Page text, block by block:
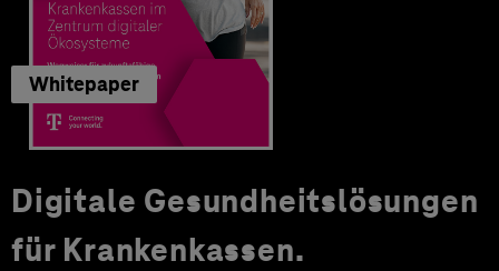
Whitepaper
Digitale Gesundheitslösungen
für Krankenkassen.